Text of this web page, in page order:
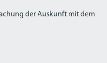
der Auskunft mit dem